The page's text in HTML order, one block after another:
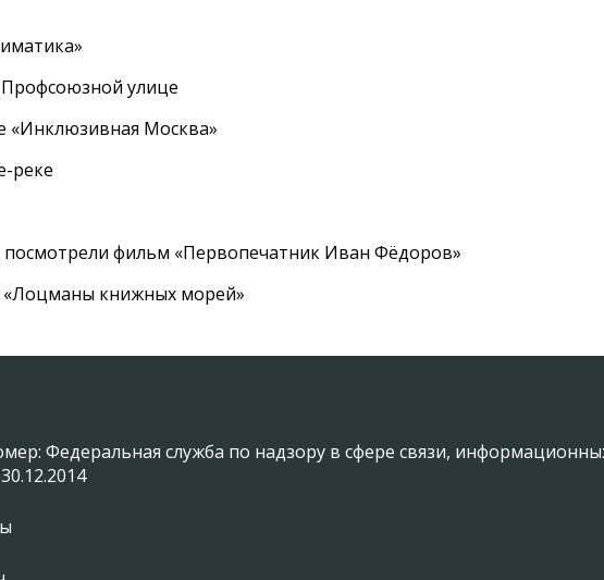
улице
«Инклюзивная Москва»
реке
фильм «Первопечатник Иван Фёдоров»
«Лоцманы книжных морей»
Федеральная служба по надзору в сфере связи,